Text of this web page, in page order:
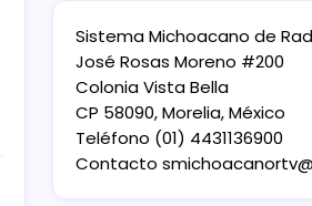
Sistema Michoacano de
José Rosas Moreno #200
Colonia Vista Bella
CP 58090, Morelia, México
Teléfono (01) 4431136900
Contacto